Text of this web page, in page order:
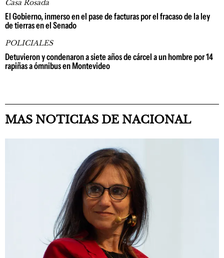
Casa Rosada
El Gobierno, inmerso en el pase de facturas por el fracaso de la ley
de tierras en el Senado
POLICIALES
Detuvieron y condenaron a siete años de cárcel a un hombre por 14
rapiñas a ómnibus en Montevideo
MAS NOTICIAS DE NACIONAL